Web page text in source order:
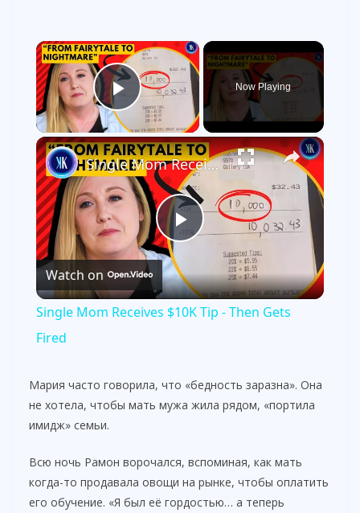
×
Play Video
Now Playing
×
P
l
y
i
Single Mom Receives $10K Tip - Then Gets Fired
Watch on
Single Mom Receives $10K Tip - Then Gets
Fired
Мария часто говорила, что «бедность заразна». Она
не хотела, чтобы мать мужа жила рядом, «портила
имидж» семьи.
Всю ночь Рамон ворочался, вспоминая, как мать
когда-то продавала овощи на рынке, чтобы оплатить
его обучение. «Я был её гордостью… а теперь